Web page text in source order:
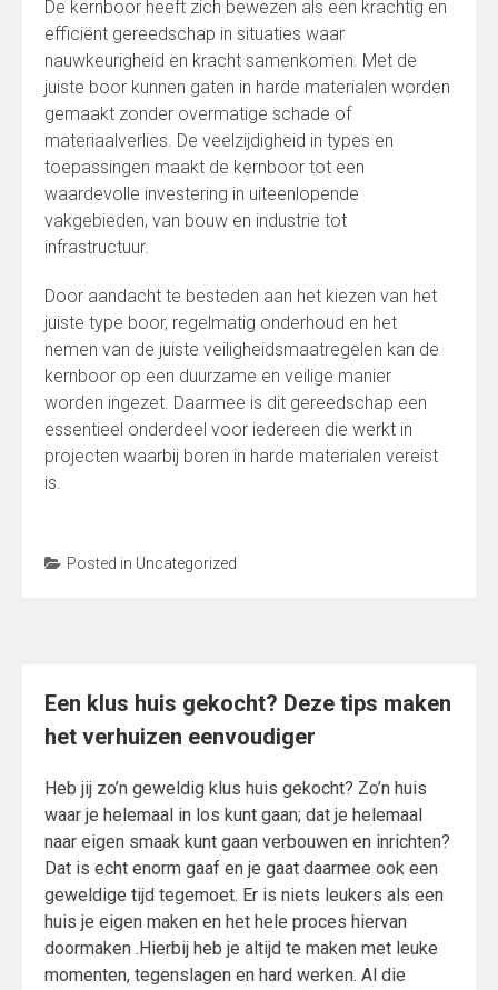
De kernboor heeft zich bewezen als een krachtig en
efficiënt gereedschap in situaties waar
nauwkeurigheid en kracht samenkomen. Met de
juiste boor kunnen gaten in harde materialen worden
gemaakt zonder overmatige schade of
materiaalverlies. De veelzijdigheid in types en
toepassingen maakt de kernboor tot een
waardevolle investering in uiteenlopende
vakgebieden, van bouw en industrie tot
infrastructuur.
Door aandacht te besteden aan het kiezen van het
juiste type boor, regelmatig onderhoud en het
nemen van de juiste veiligheidsmaatregelen kan de
kernboor op een duurzame en veilige manier
worden ingezet. Daarmee is dit gereedschap een
essentieel onderdeel voor iedereen die werkt in
projecten waarbij boren in harde materialen vereist
is.
Posted in Uncategorized
Een klus huis gekocht? Deze tips maken
het verhuizen eenvoudiger
Heb jij zo’n geweldig klus huis gekocht? Zo’n huis
waar je helemaal in los kunt gaan; dat je helemaal
naar eigen smaak kunt gaan verbouwen en inrichten?
Dat is echt enorm gaaf en je gaat daarmee ook een
geweldige tijd tegemoet. Er is niets leukers als een
huis je eigen maken en het hele proces hiervan
doormaken .Hierbij heb je altijd te maken met leuke
momenten, tegenslagen en hard werken. Al die